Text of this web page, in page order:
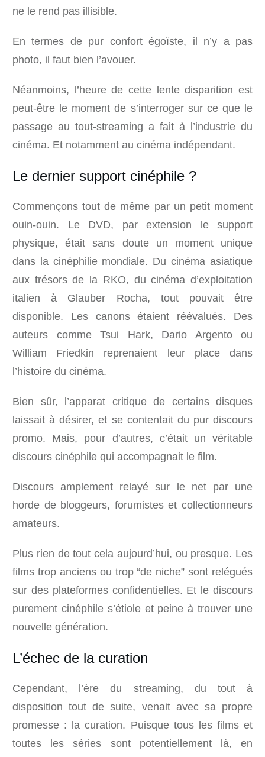
ne le rend pas illisible.
En termes de pur confort égoïste, il n’y a pas
photo, il faut bien l’avouer.
Néanmoins, l’heure de cette lente disparition est
peut-être le moment de s’interroger sur ce que le
passage au tout-streaming a fait à l’industrie du
cinéma. Et notamment au cinéma indépendant.
Le dernier support cinéphile ?
Commençons tout de même par un petit moment
ouin-ouin. Le DVD, par extension le support
physique, était sans doute un moment unique
dans la cinéphilie mondiale. Du cinéma asiatique
aux trésors de la RKO, du cinéma d’exploitation
italien à Glauber Rocha, tout pouvait être
disponible. Les canons étaient réévalués. Des
auteurs comme Tsui Hark, Dario Argento ou
William Friedkin reprenaient leur place dans
l’histoire du cinéma.
Bien sûr, l’apparat critique de certains disques
laissait à désirer, et se contentait du pur discours
promo. Mais, pour d’autres, c’était un véritable
discours cinéphile qui accompagnait le film.
Discours amplement relayé sur le net par une
horde de bloggeurs, forumistes et collectionneurs
amateurs.
Plus rien de tout cela aujourd’hui, ou presque. Les
films trop anciens ou trop “de niche” sont relégués
sur des plateformes confidentielles. Et le discours
purement cinéphile s’étiole et peine à trouver une
nouvelle génération.
L’échec de la curation
Cependant, l’ère du streaming, du tout à
disposition tout de suite, venait avec sa propre
promesse : la curation. Puisque tous les films et
toutes les séries sont potentiellement là, en